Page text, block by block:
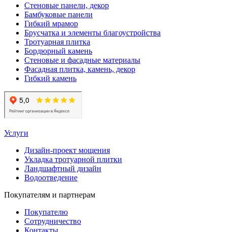
Стеновые панели, декор
Бамбуковые панели
Гибкий мрамор
Брусчатка и элементы благоустройства
Тротуарная плитка
Бордюрный камень
Стеновые и фасадные материалы
Фасадная плитка, камень, декор
Гибкий камень
Услуги
Дизайн-проект мощения
Укладка тротуарной плитки
Ландшафтный дизайн
Водоотведение
Покупателям и партнерам
Покупателю
Сотрудничество
Контакты